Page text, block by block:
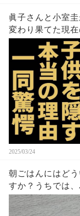
眞子さんと小室
変わり果てた現
の長女がアメリ
ヤバいO癖に言葉
2025/03/24
朝ごはんにはど
すか？うちでは
ースト、ピーナ
す。やっぱこん